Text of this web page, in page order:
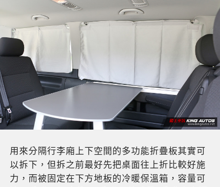
用來分隔行李廂上下空間的多功能折疊板其實可
以拆下，但拆之前最好先把桌面往上折比較好施
力，而被固定在下方地板的冷暖保溫箱，容量可